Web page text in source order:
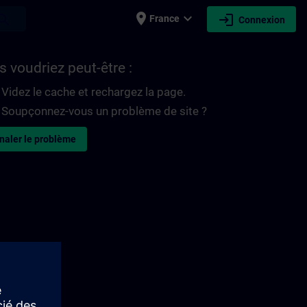
place France expand_more login Connexion
voudriez peut-être :
Videz le cache et rechargez la page.
Soupçonnez-vous un problème de site ?
le problème